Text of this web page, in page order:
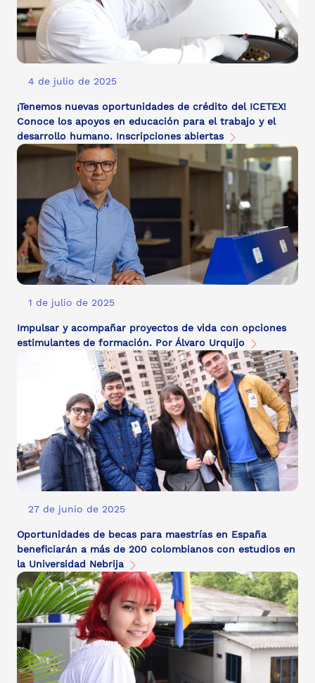
4 de julio de 2025
¡Tenemos nuevas oportunidades de crédito del ICETEX!
Conoce los apoyos en educación para el trabajo y el
desarrollo humano. Inscripciones abiertas
1 de julio de 2025
Impulsar y acompañar proyectos de vida con opciones
estimulantes de formación. Por Álvaro Urquijo
27 de junio de 2025
Oportunidades de becas para maestrías en España
beneficiarán a más de 200 colombianos con estudios en
la Universidad Nebrija